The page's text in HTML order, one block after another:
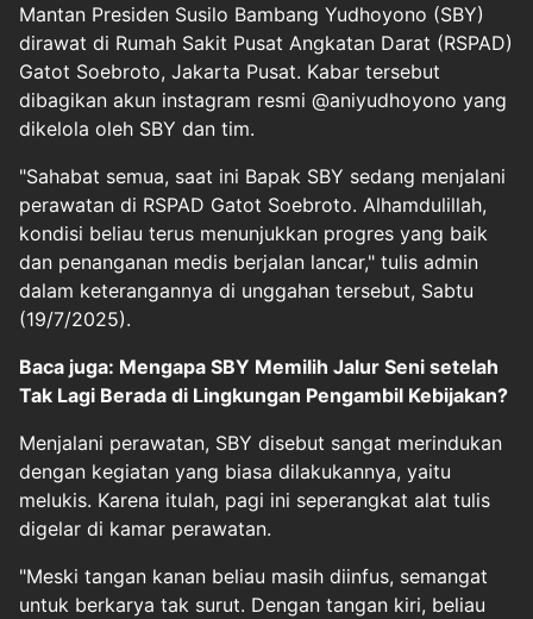
Mantan Presiden Susilo Bambang Yudhoyono (SBY)
dirawat di Rumah Sakit Pusat Angkatan Darat (RSPAD)
Gatot Soebroto, Jakarta Pusat. Kabar tersebut
dibagikan akun instagram resmi @aniyudhoyono yang
dikelola oleh SBY dan tim.
"Sahabat semua, saat ini Bapak SBY sedang menjalani
perawatan di RSPAD Gatot Soebroto. Alhamdulillah,
kondisi beliau terus menunjukkan progres yang baik
dan penanganan medis berjalan lancar," tulis admin
dalam keterangannya di unggahan tersebut, Sabtu
(19/7/2025).
Baca juga: Mengapa SBY Memilih Jalur Seni setelah
Tak Lagi Berada di Lingkungan Pengambil Kebijakan?
Menjalani perawatan, SBY disebut sangat merindukan
dengan kegiatan yang biasa dilakukannya, yaitu
melukis. Karena itulah, pagi ini seperangkat alat tulis
digelar di kamar perawatan.
"Meski tangan kanan beliau masih diinfus, semangat
untuk berkarya tak surut. Dengan tangan kiri, beliau